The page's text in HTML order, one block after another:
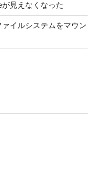
見えなくなった
イルシステムをマウン